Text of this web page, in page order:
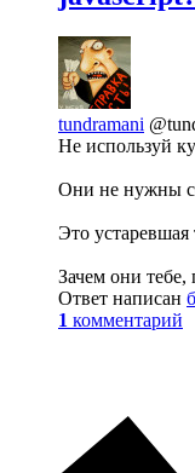
tundramani
Не используй
Они не нужны
Это устаревшая
Зачем они тебе,
Ответ написан
1 комментарий